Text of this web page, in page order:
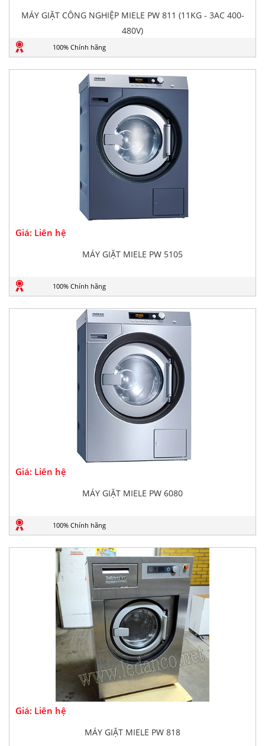
MÁY GIẶT CÔNG NGHIỆP MIELE PW 811 (11KG - 3AC 400-
480V)
100% Chính hãng
Giá: Liên hệ
MÁY GIẶT MIELE PW 5105
100% Chính hãng
Giá: Liên hệ
MÁY GIẶT MIELE PW 6080
100% Chính hãng
Giá: Liên hệ
MÁY GIẶT MIELE PW 818